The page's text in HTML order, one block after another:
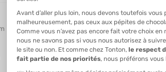
À QUI S'ADRESSE CE GILET GHOST 8 NOIR ?
COMMENT CE GILET SE SITUE DANS VOTRE
NOTRE AVIS SUR CE GHOST 8 NOIR